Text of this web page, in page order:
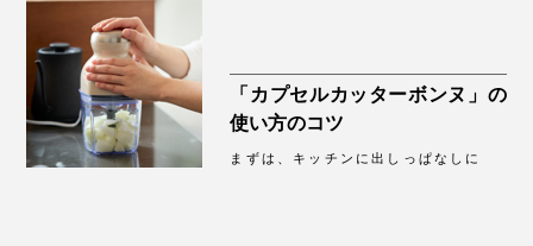
「カプセルカッターボンヌ」の
使い方のコツ
まずは、キッチンに出しっぱなしに